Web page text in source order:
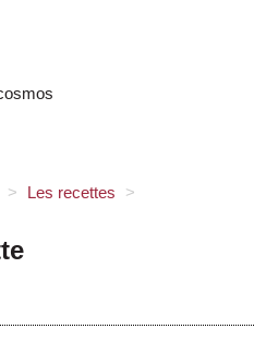
> Les recettes >